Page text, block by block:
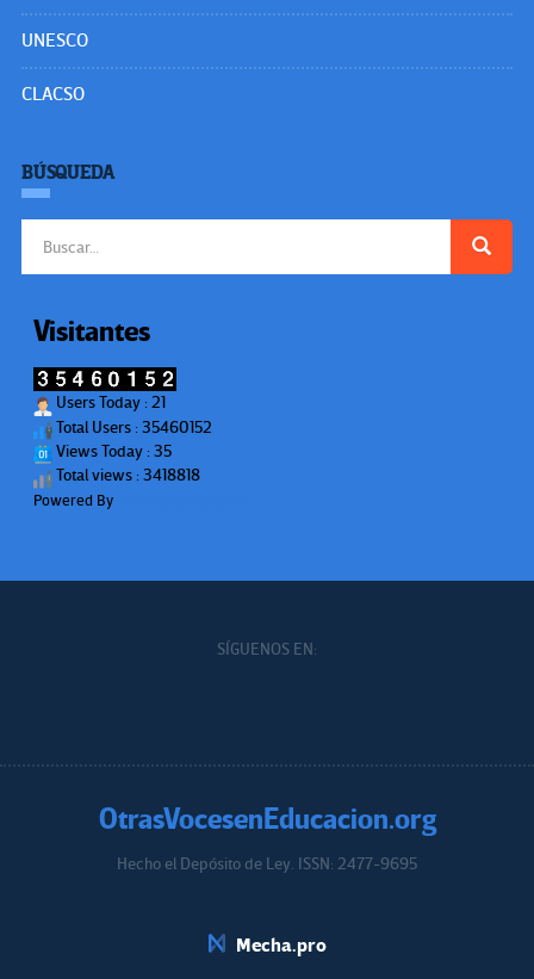
UNESCO
CLACSO
BÚSQUEDA
Visitantes
Users Today : 21
Total Users : 35460152
Views Today : 35
Total views : 3418818
Powered By
SÍGUENOS EN:
OtrasVocesenEducacion.org
Hecho el Depósito de Ley. ISSN: 2477-9695
Mecha.pro